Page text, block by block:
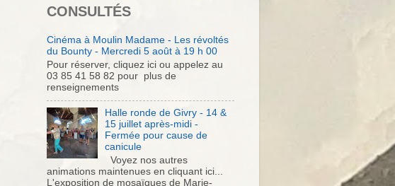
CONSULTÉS
Cinéma à Moulin Madame - Les révoltés
du Bounty - Mercredi 5 août à 19 h 00
Pour réserver, cliquez ici ou appelez au
03 85 41 58 82 pour plus de
renseignements
Halle ronde de Givry - 14 &
15 juillet après-midi -
Fermée pour cause de
canicule
Voyez nos autres
animations maintenues en cliquant ici...
L'exposition de mosaïques de Marie-